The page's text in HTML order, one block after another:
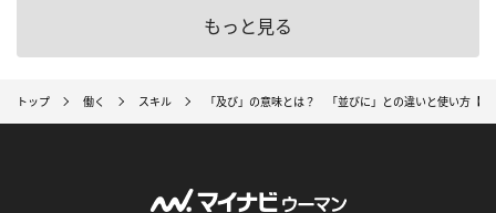
もっと見る
トップ 働く スキル 「及び」の意味とは？ 「並びに」との違いと使い方【例